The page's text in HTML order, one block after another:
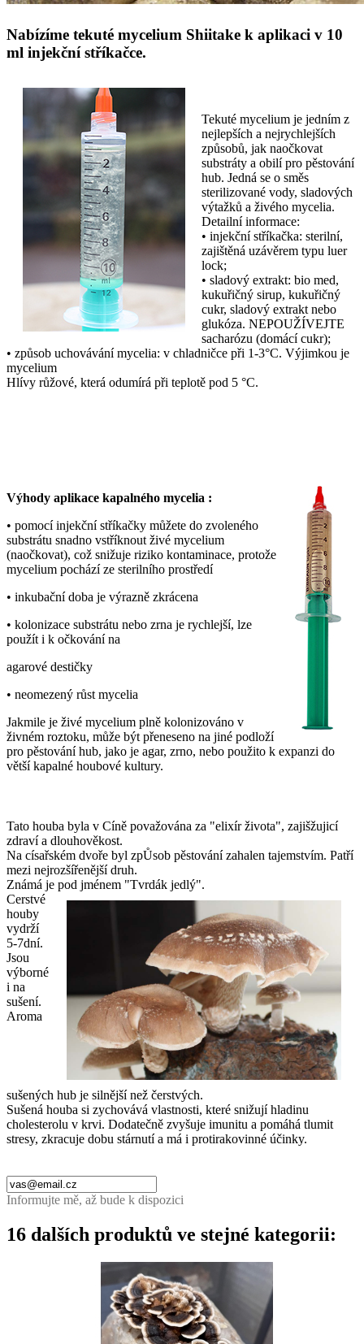
Nabízíme tekuté mycelium Shiitake k aplikaci v 10
ml injekční stříkačce.
Tekuté mycelium je jedním z
nejlepších a nejrychlejších
způsobů, jak naočkovat
substráty a obilí pro pěstování
hub. Jedná se o směs
sterilizované vody, sladových
výtažků a živého mycelia.
Detailní informace:
• injekční stříkačka: sterilní,
zajištěná uzávěrem typu luer
lock;
• sladový extrakt: bio med,
kukuřičný sirup, kukuřičný
cukr, sladový extrakt nebo
glukóza. NEPOUŽÍVEJTE
sacharózu (domácí cukr);
• způsob uchovávání mycelia: v chladničce při 1-3°C. Výjimkou je
mycelium
Hlívy růžové, která odumírá při teplotě pod 5 °C.
Výhody aplikace kapalného mycelia :
• pomocí injekční stříkačky můžete do zvoleného
substrátu snadno vstříknout živé mycelium
(naočkovat), což snižuje riziko kontaminace, protože
mycelium pochází ze sterilního prostředí
• inkubační doba je výrazně zkrácena
• kolonizace substrátu nebo zrna je rychlejší, lze
použít i k očkování na
agarové destičky
• neomezený růst mycelia
Jakmile je živé mycelium plně kolonizováno v
živném roztoku, může být přeneseno na jiné podloží
pro pěstování hub, jako je agar, zrno, nebo použito k expanzi do
větší kapalné houbové kultury.
Tato houba byla v Cíně považována za "elixír života", zajišžujicí
zdraví a dlouhověkost.
Na císařském dvoře byl zpŮsob pěstování zahalen tajemstvím. Patří
mezi nejrozšířenější druh.
Známá je pod jménem "Tvrdák jedlý".
Cerstvé
houby
vydrží
5-7dní.
Jsou
výborné
i na
sušení.
Aroma
sušených hub je silnější než čerstvých.
Sušená houba si zychovává vlastnosti, které snižují hladinu
cholesterolu v krvi. Dodatečně zvyšuje imunitu a pomáhá tlumit
stresy, zkracuje dobu stárnutí a má i protirakovinné účinky.
Informujte mě, až bude k dispozici
16 dalších produktů ve stejné kategorii: